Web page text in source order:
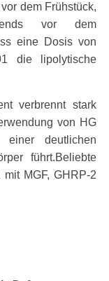
dem Frühstück,
vor dem
eine Dosis von
die lipolytische
verbrennt stark
von HG
deutlichen
führt.Beliebte
MGF, GHRP-2